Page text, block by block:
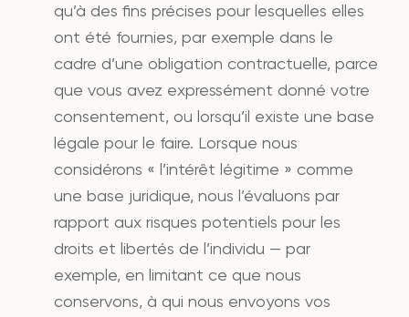
qu’à des fins précises pour lesquelles elles
ont été fournies, par exemple dans le
cadre d’une obligation contractuelle, parce
que vous avez expressément donné votre
consentement, ou lorsqu’il existe une base
légale pour le faire. Lorsque nous
considérons « l’intérêt légitime » comme
une base juridique, nous l’évaluons par
rapport aux risques potentiels pour les
droits et libertés de l’individu — par
exemple, en limitant ce que nous
conservons, à qui nous envoyons vos